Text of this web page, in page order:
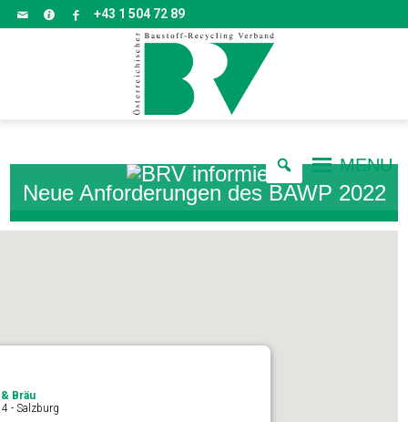
+43 1 504 72 89
MENU
Neue Anforderungen des BAWP 2022
Bräu
- Salzburg